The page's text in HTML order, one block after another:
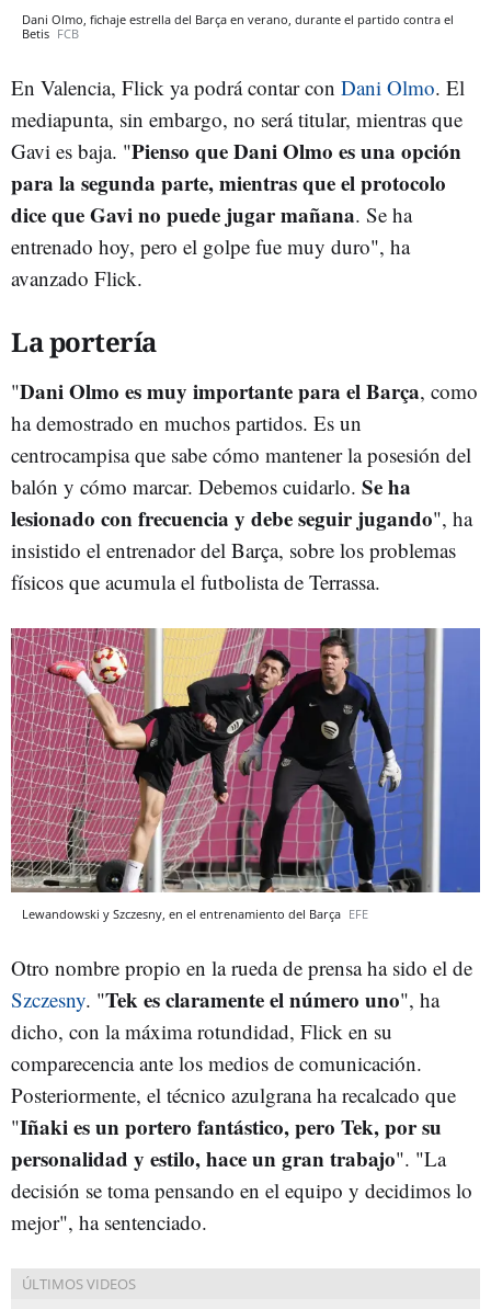
Dani Olmo, fichaje estrella del Barça en verano, durante el partido contra el
Betis FCB
En Valencia, Flick ya podrá contar con Dani Olmo. El
mediapunta, sin embargo, no será titular, mientras que
Gavi es baja. "Pienso que Dani Olmo es una opción
para la segunda parte, mientras que el protocolo
dice que Gavi no puede jugar mañana. Se ha
entrenado hoy, pero el golpe fue muy duro", ha
avanzado Flick.
La portería
"Dani Olmo es muy importante para el Barça, como
ha demostrado en muchos partidos. Es un
centrocampisa que sabe cómo mantener la posesión del
balón y cómo marcar. Debemos cuidarlo. Se ha
lesionado con frecuencia y debe seguir jugando", ha
insistido el entrenador del Barça, sobre los problemas
físicos que acumula el futbolista de Terrassa.
Lewandowski y Szczesny, en el entrenamiento del Barça EFE
Otro nombre propio en la rueda de prensa ha sido el de
Szczesny. "Tek es claramente el número uno", ha
dicho, con la máxima rotundidad, Flick en su
comparecencia ante los medios de comunicación.
Posteriormente, el técnico azulgrana ha recalcado que
"Iñaki es un portero fantástico, pero Tek, por su
personalidad y estilo, hace un gran trabajo". "La
decisión se toma pensando en el equipo y decidimos lo
mejor", ha sentenciado.